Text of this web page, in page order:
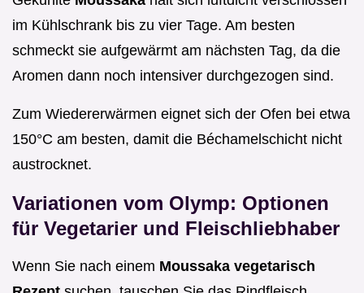
im Kühlschrank bis zu vier Tage. Am besten
schmeckt sie aufgewärmt am nächsten Tag, da die
Aromen dann noch intensiver durchgezogen sind.
Zum Wiedererwärmen eignet sich der Ofen bei etwa
150°C am besten, damit die Béchamelschicht nicht
austrocknet.
Variationen vom Olymp: Optionen
für Vegetarier und Fleischliebhaber
Wenn Sie nach einem Moussaka vegetarisch